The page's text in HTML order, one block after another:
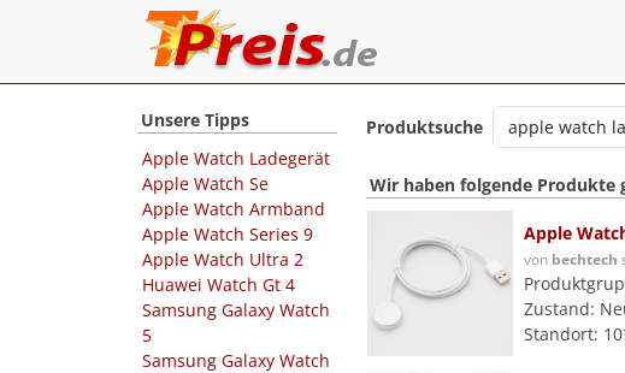
Unsere Tipps
Apple Watch Ladegerät
Apple Watch Se
Apple Watch Armband
Apple Watch Series 9
Apple Watch Ultra 2
Huawei Watch Gt 4
Samsung Galaxy Watch
5
Samsung Galaxy Watch
Produktsuche
Wir haben folgende Produkte
Apple
von bechtech
Zustand:
Standort: